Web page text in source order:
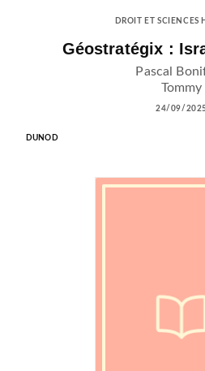
DROIT ET SCIENCES
Géostratégix :
Pascal
Tommy
24/09/
DUNOD